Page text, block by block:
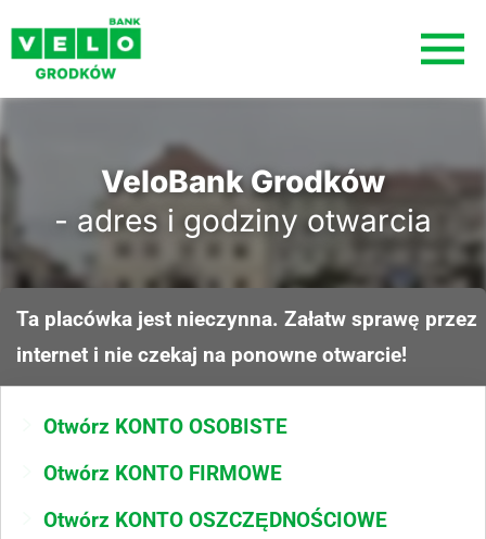
VeloBank Grodków
- adres i godziny otwarcia
Ta placówka jest nieczynna. Załatw sprawę przez
internet i nie czekaj na ponowne otwarcie!
Otwórz KONTO OSOBISTE
Otwórz KONTO FIRMOWE
Otwórz KONTO OSZCZĘDNOŚCIOWE